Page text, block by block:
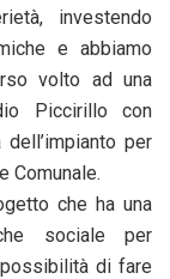
investendo
e abbiamo
volto ad una
Piccirillo con
per
Comunale.
che ha una
sociale per
di fare